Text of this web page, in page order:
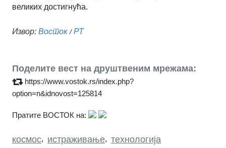
великих достигнућа.
Извор: Восток /РТ
Поделите вест на друштвеним мрежама:
https://www.vostok.rs/index.php?
option=n&idnovost=125814
Пратите ВОСТОК на:
космос, истраживање, технологија